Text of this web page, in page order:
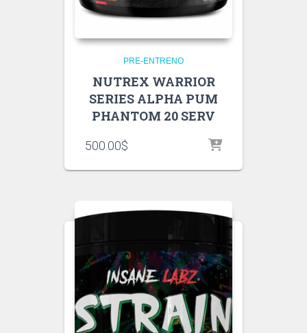
PRE-ENTRENO
NUTREX WARRIOR
SERIES ALPHA PUM
PHANTOM 20 SERV
500.00$